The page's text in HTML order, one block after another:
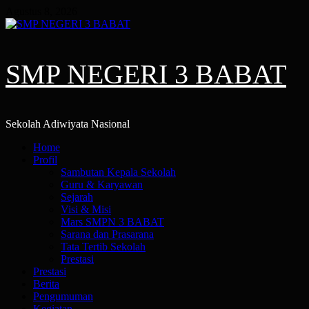
to
SMP NEGERI 3 BABAT
Sekolah Adiwiyata Nasional
PrimaryHome
Profil
Sambutan Kepala Sekolah
Guru & Karyawan
Sejarah
Visi & Misi
Mars SMPN 3 BABAT
Sarana dan Prasarana
Tata Tertib Sekolah
Prestasi
Prestasi
Berita
Pengumuman